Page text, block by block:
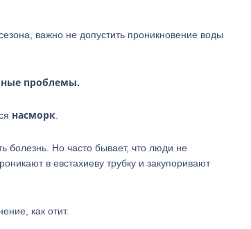
важно не допустить проникновение воды
проблемы.
насморк
болезнь. Но часто бывает, что люди не
в евстахиеву трубку и закупоривают
как отит.